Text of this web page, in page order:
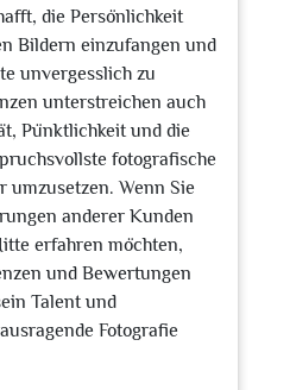
die Persönlichkeit
Bildern einzufangen und
unvergesslich zu
unterstreichen auch
Pünktlichkeit und die
fotografische
umzusetzen. Wenn Sie
anderer Kunden
erfahren möchten,
und Bewertungen
Talent und
Fotografie